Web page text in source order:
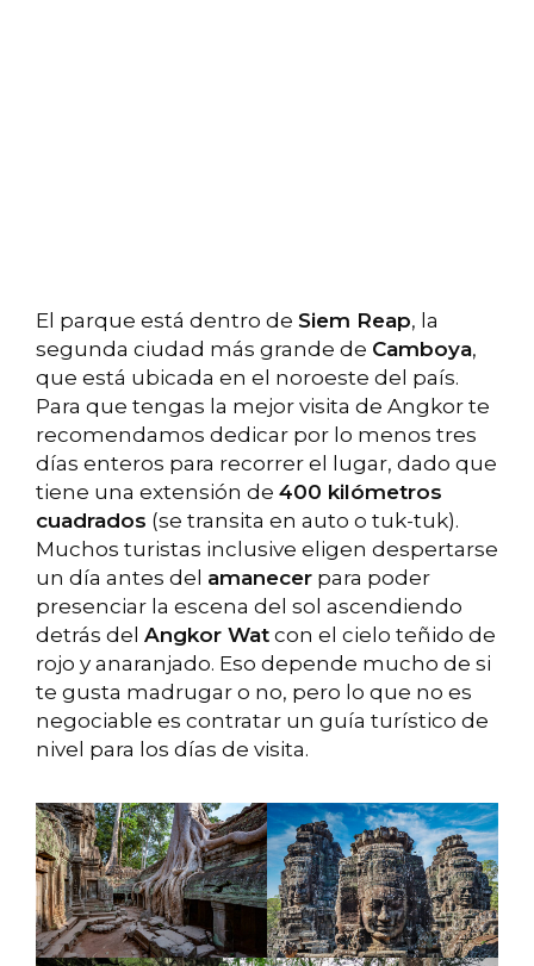
El parque está dentro de Siem Reap, la
segunda ciudad más grande de Camboya,
que está ubicada en el noroeste del país.
Para que tengas la mejor visita de Angkor te
recomendamos dedicar por lo menos tres
días enteros para recorrer el lugar, dado que
tiene una extensión de 400 kilómetros
cuadrados (se transita en auto o tuk-tuk).
Muchos turistas inclusive eligen despertarse
un día antes del amanecer para poder
presenciar la escena del sol ascendiendo
detrás del Angkor Wat con el cielo teñido de
rojo y anaranjado. Eso depende mucho de si
te gusta madrugar o no, pero lo que no es
negociable es contratar un guía turístico de
nivel para los días de visita.